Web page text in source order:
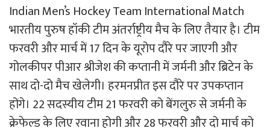
Indian Men’s Hockey Team International Match
भारतीय पुरुष हॉकी टीम अंतर्राष्ट्रीय मैच के लिए तैयार है। टीम
फरवरी और मार्च में 17 दिन के यूरोप दौरे पर जाएगी और
गोलकीपर पीआर श्रीजेश की कप्तानी में जर्मनी और ब्रिटेन के
साथ दो-दो मैच खेलेगी। हरमनप्रीत इस दौरे पर उपकप्तान
होंगे। 22 सदस्यीय टीम 21 फरवरी को बेंगलुरु से जर्मनी के
क्रेफेल्ड के लिए रवाना होगी और 28 फरवरी और दो मार्च को